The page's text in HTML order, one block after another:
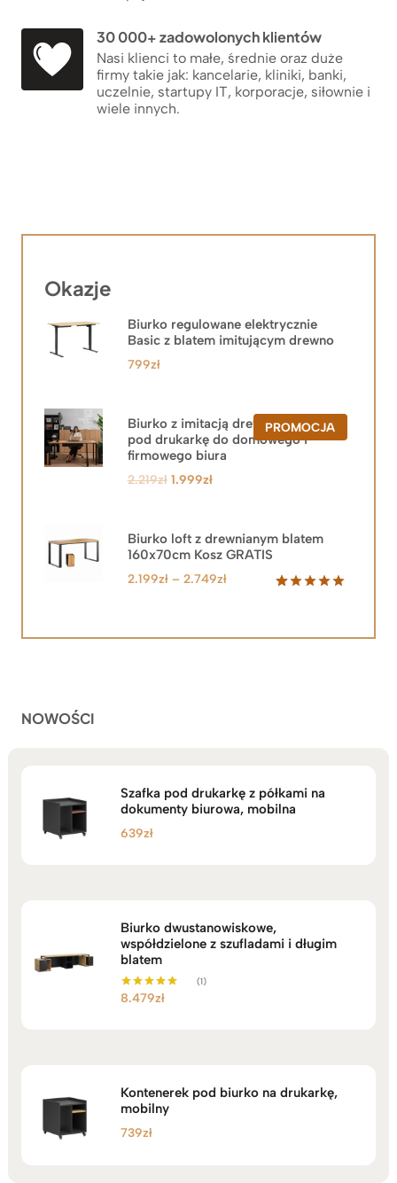
30 000+ zadowolonych klientów
Nasi klienci to małe, średnie oraz duże
firmy takie jak: kancelarie, kliniki, banki,
uczelnie, startupy IT, korporacje, siłownie i
wiele innych.
Okazje
Biurko regulowane elektrycznie
Basic z blatem imitującym drewno
799zł
PROMOCJAPRODUKT
W
Biurko z imitacją drewna z szafką
pod drukarkę do domowego i
firmowego biura
2.219zł Pierwotna
2.219zł.
1.999złAktualna
1.999zł.
Biurko loft z drewnianym blatem
160x70cm Kosz GRATIS
2.199zł – 2.749złZakres
2.199zł
NOWOŚCI
Szafka pod drukarkę z półkami na
dokumenty biurowa, mobilna
639zł
Biurko dwustanowiskowe,
współdzielone z szufladami i długim
blatem
Oceniono
(1)
8.479zł
Kontenerek pod biurko na drukarkę,
mobilny
739zł